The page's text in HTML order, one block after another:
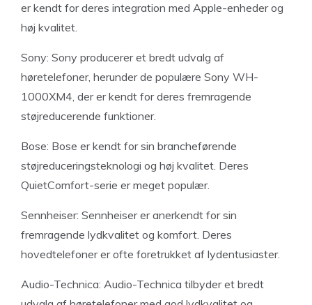
er kendt for deres integration med Apple-enheder og
høj kvalitet.
Sony: Sony producerer et bredt udvalg af
høretelefoner, herunder de populære Sony WH-
1000XM4, der er kendt for deres fremragende
støjreducerende funktioner.
Bose: Bose er kendt for sin brancheførende
støjreduceringsteknologi og høj kvalitet. Deres
QuietComfort-serie er meget populær.
Sennheiser: Sennheiser er anerkendt for sin
fremragende lydkvalitet og komfort. Deres
hovedtelefoner er ofte foretrukket af lydentusiaster.
Audio-Technica: Audio-Technica tilbyder et bredt